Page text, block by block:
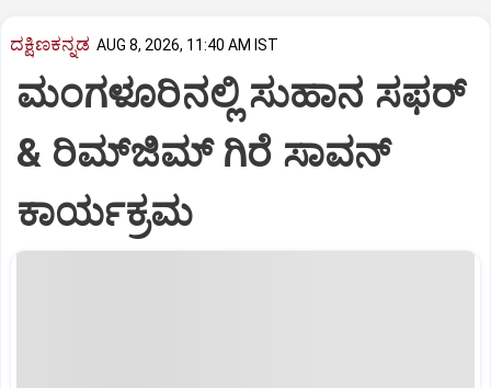
ದಕ್ಷಿಣಕನ್ನಡ AUG 8, 2026, 11:40 AM IST
ಮಂಗಳೂರಿನಲ್ಲಿ ಸುಹಾನ ಸಫರ್
& ರಿಮ್‌ಜಿಮ್ ಗಿರೆ ಸಾವನ್
ಕಾರ್ಯಕ್ರಮ